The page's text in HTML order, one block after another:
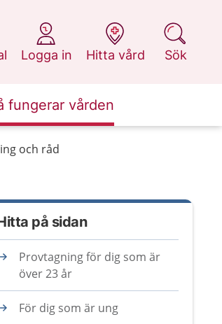
Logga in
på 1177.se
Hitta vård
på 1177.se
Sök
på 1177.se
fungerar vården
och råd
på sidan
Provtagning för dig som är
över 23 år
För dig som är ung